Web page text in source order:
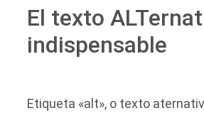
El texto
indispensable
Etiqueta «alt», o texto